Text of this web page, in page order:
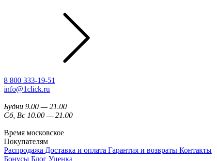
8 800 333-19-51
info@1click.ru
Будни 9.00 — 21.00
Сб, Вс 10.00 — 21.00
Время московское
Покупателям
Распродажа Доставка и оплата Гарантия и возвраты Контакты
Бонусы Блог Уценка